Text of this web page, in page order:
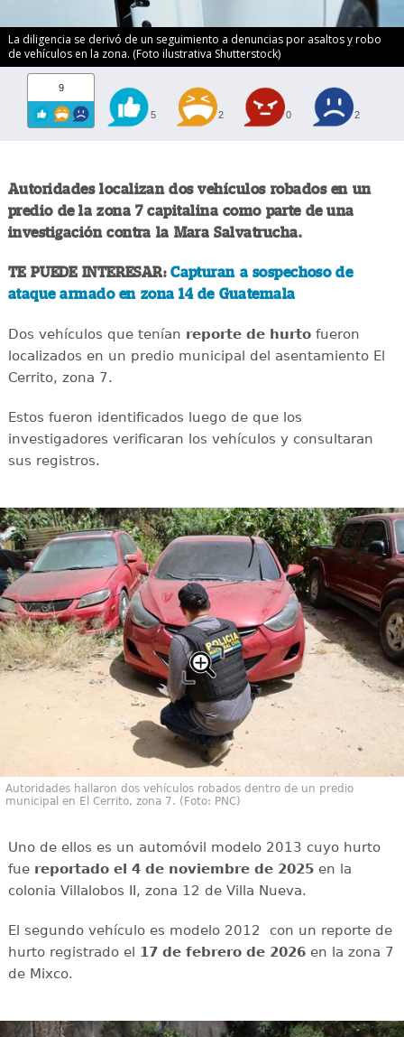
La diligencia se derivó de un seguimiento a denuncias por asaltos y robo
de vehículos en la zona. (Foto ilustrativa Shutterstock)
9
5 2 0 2
Autoridades localizan dos vehículos robados en un
predio de la zona 7 capitalina como parte de una
investigación contra la Mara Salvatrucha.
TE PUEDE INTERESAR:Capturan a sospechoso de
ataque armado en zona 14 de Guatemala
Dos vehículos que tenían reporte de hurtofueron
localizados en un predio municipal del asentamiento El
Cerrito, zona 7.
Estos fueron identificados luego de que los
investigadores verificaran los vehículos y consultaran
sus registros.
Autoridades hallaron dos vehículos robados dentro de un predio
municipal en El Cerrito, zona 7. (Foto: PNC)
Uno de ellos es un automóvil modelo 2013 cuyo hurto
fue reportado el 4 de noviembre de 2025en la
colonia Villalobos II, zona 12 de Villa Nueva.
El segundo vehículo es modelo 2012 con un reporte de
hurto registrado el 17 de febrero de 2026en la zona 7
de Mixco.